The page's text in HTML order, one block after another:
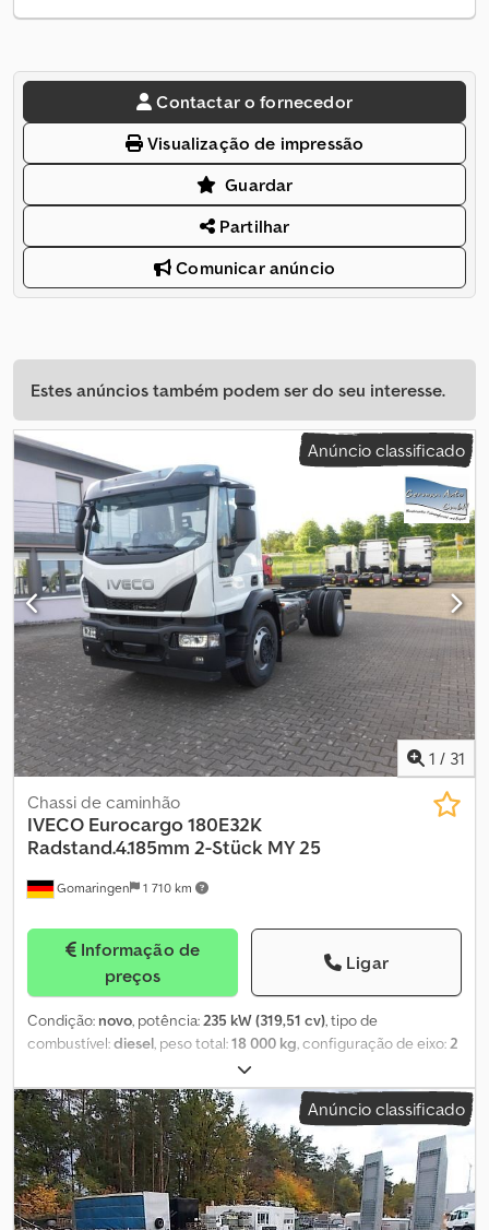
Contactar o fornecedor
Visualização de impressão
Guardar
Partilhar
Comunicar anúncio
Estes anúncios também podem ser do seu interesse.
Anúncio classificado
1 / 31
Gomaringen 1 710 km
Chassi de caminhão
IVECO Eurocargo 180E32K
Radstand.4.185mm 2-Stück MY 25
Informação de
preços
Ligar
Condição: novo, potência:235 kW (319,51 cv), tipo de
combustível:diesel, peso total:18 000 kg, configuração de eixo:2
, tipo de engrenagem:
fabrico:2026, Equipamento:ABS, ar condicionado, programa
eletrónico de estabilidade (ESP), Iveco 180E32K Distância entre
eixos: 4.185 mm, veículo novo, primeira matrícula. 2 anos de
garantia de fábrica a partir da primeira matrícula. Cor: Branco,
código 50105 IC 194. Caixa de velocidades (9 velocidades), Euro 6.
Disponível para ENTREGA IMEDIATA. Os seguintes acessórios
Anúncio classificado